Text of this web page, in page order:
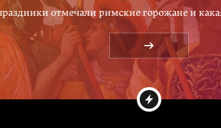
отмечали римские горожане и